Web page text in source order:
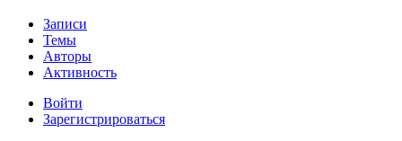
Записи
Темы
Авторы
Активность
Войти
Зарегистрироваться